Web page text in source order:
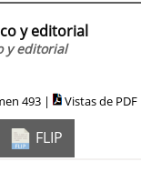
y editorial
y editorial
493 | Vistas de PDF
FLIP